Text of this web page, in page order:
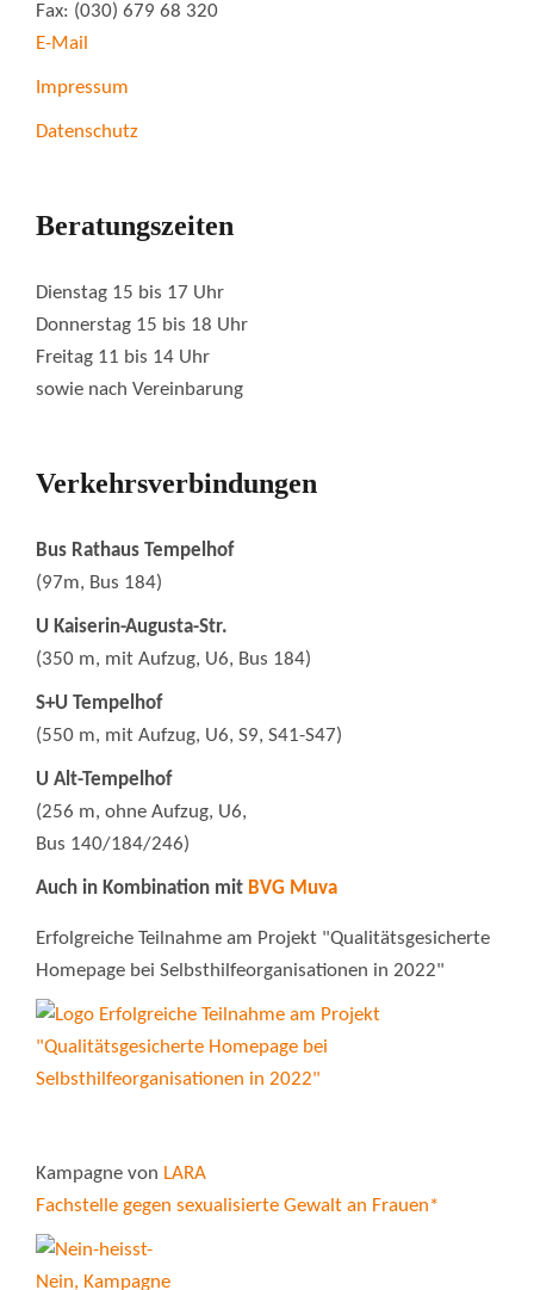
Fax: (030) 679 68 320
E-Mail
Impressum
Datenschutz
Beratungszeiten
Dienstag 15 bis 17 Uhr
Donnerstag 15 bis 18 Uhr
Freitag 11 bis 14 Uhr
sowie nach Vereinbarung
Verkehrsverbindungen
Bus Rathaus Tempelhof
(97m, Bus 184)
U Kaiserin-Augusta-Str.
(350 m, mit Aufzug, U6, Bus 184)
S+U Tempelhof
(550 m, mit Aufzug, U6, S9, S41-S47)
U Alt-Tempelhof
(256 m, ohne Aufzug, U6,
Bus 140/184/246)
Auch in Kombination mit BVG Muva
Erfolgreiche Teilnahme am Projekt "Qualitätsgesicherte
Homepage bei Selbsthilfeorganisationen in 2022"
Kampagne von LARA
Fachstelle gegen sexualisierte Gewalt an Frauen*